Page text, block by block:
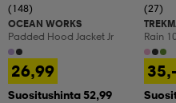
(148)
OCEAN WORKS
Padded Hood Jacket Jr
26,99
Suositushinta 52,99
(27)
Rain
35,-